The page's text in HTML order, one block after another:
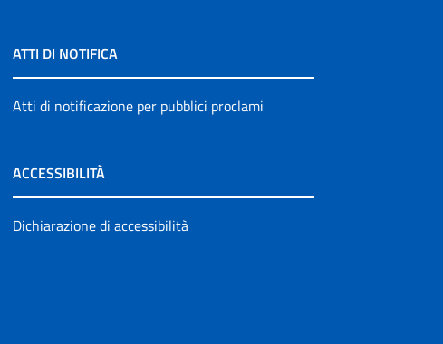
ATTI DI NOTIFICA
Atti di notificazione per pubblici proclami
ACCESSIBILITÀ
Dichiarazione di accessibilità